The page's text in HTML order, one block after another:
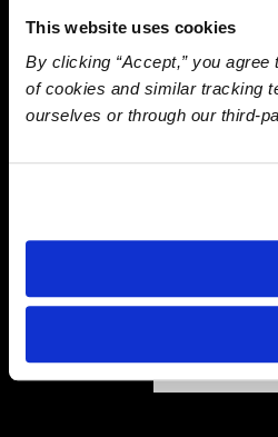
This website uses cookies
By clicking “Accept,” you agree
of cookies and similar tracking
ourselves or through our third-
Inicie,
y
Su
en
Comience